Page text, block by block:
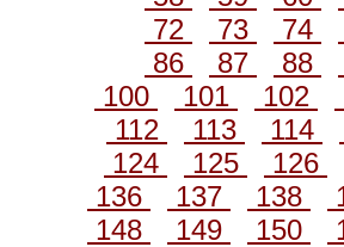
72
73 74
86
87 88
100
101 102
112
113 114
124
125
126
136
137 138
148
149 150